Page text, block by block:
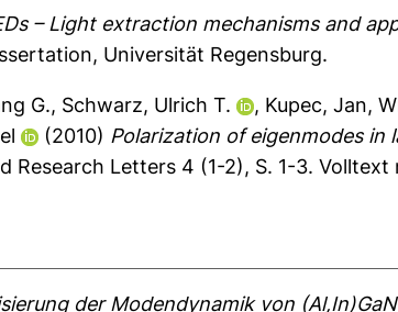
– Light extraction mechanisms and
Universität Regensburg.
G., Schwarz, Ulrich T. , Kupec, Jan,
(2010) Polarization of eigenmodes in
Research Letters 4 (1-2), S. 1-3.Volltext
der Modendynamik von